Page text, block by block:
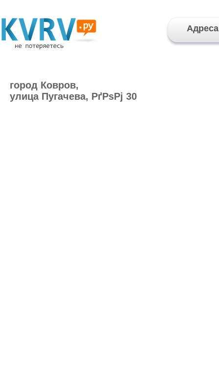
Адреса
город Ковров,
улица Пугачева, РґРѕРј 30